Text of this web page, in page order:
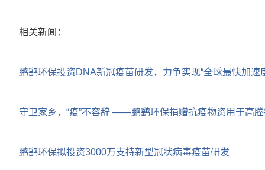
相关新闻：
鹏鹞环保投资DNA新冠疫苗研发，力争实现“全球最快加速
守卫家乡，“疫”不容辞 ——鹏鹞环保捐赠抗疫物资用于高
鹏鹞环保拟投资3000万支持新型冠状病毒疫苗研发